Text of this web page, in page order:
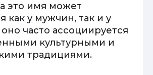
это имя может
как у мужчин, так и у
часто ассоциируется
культурными и
традициями.